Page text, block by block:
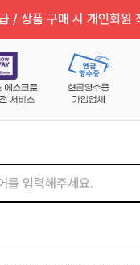
/ 상품 구매 시 개인회원